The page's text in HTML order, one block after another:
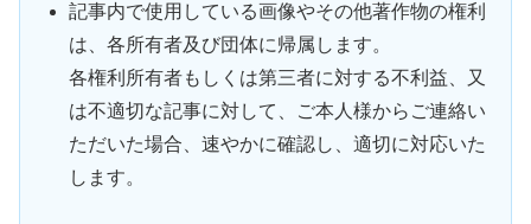
記事内で使用している画像やその他著作物の権利
は、各所有者及び団体に帰属します。
各権利所有者もしくは第三者に対する不利益、又
は不適切な記事に対して、ご本人様からご連絡い
ただいた場合、速やかに確認し、適切に対応いた
します。